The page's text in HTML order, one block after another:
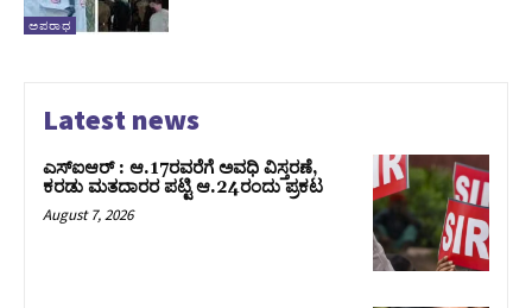
ಅಪರಾಧ
Latest news
ಎಸ್‌ಐಆರ್‌ : ಆ.17ರವರೆಗೆ ಅವಧಿ ವಿಸ್ತರಣೆ,
ಕರಡು ಮತದಾರರ ಪಟ್ಟಿ ಆ.24ರಂದು ಪ್ರಕಟ
August 7, 2026